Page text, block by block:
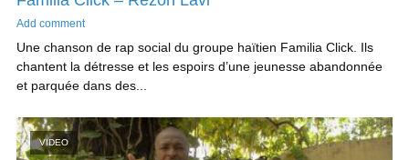
Add comment
Une chanson de rap social du groupe haïtien Familia Click. Ils
chantent la détresse et les espoirs d’une jeunesse abandonnée
et parquée dans des...
VIDEO